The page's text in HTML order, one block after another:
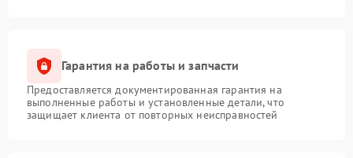
Гарантия на работы и запчасти
Предоставляется документированная гарантия на
выполненные работы и установленные детали, что
защищает клиента от повторных неисправностей